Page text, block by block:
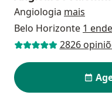
Angiologia mais
Belo Horizonte 1
2826